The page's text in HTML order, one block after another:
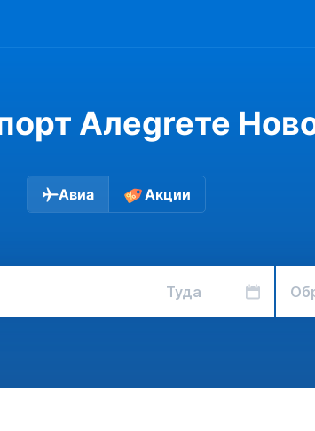
Алеgreте
Авиа Акции
Туда